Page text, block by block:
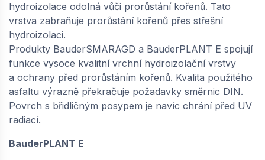
hydroizolace odolná vůči prorůstání kořenů. Tato
vrstva zabraňuje prorůstání kořenů přes střešní
hydroizolaci.
Produkty BauderSMARAGD a BauderPLANT E spojují
funkce vysoce kvalitní vrchní hydroizolační vrstvy
a ochrany před prorůstáním kořenů. Kvalita použitého
asfaltu výrazně překračuje požadavky směrnic DIN.
Povrch s břidličným posypem je navíc chrání před UV
radiací.
BauderPLANT E